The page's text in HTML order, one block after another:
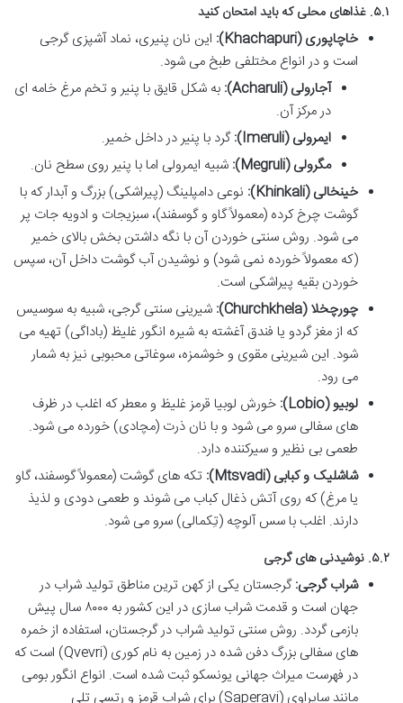
۵.۱. غذاهای محلی که باید امتحان کنید
خاچاپوری (Khachapuri):
این نان پنیری، نماد آشپزی گرجی
است و در انواع مختلفی طبخ می شود.
آجارولی (Acharuli):
به شکل قایق با پنیر و تخم مرغ خامه ای
در مرکز آن.
ایمرولی (Imeruli):
گرد با پنیر در داخل خمیر.
مگرولی (Megruli):
شبیه ایمرولی اما با پنیر روی سطح نان.
خینخالی (Khinkali):
نوعی دامپلینگ (پیراشکی) بزرگ و آبدار که با
گوشت چرخ کرده (معمولاً گاو و گوسفند)، سبزیجات و ادویه جات پر
می شود. روش سنتی خوردن آن با نگه داشتن بخش بالای خمیر
(که معمولاً خورده نمی شود) و نوشیدن آب گوشت داخل آن، سپس
خوردن بقیه پیراشکی است.
چورچخلا (Churchkhela):
شیرینی سنتی گرجی، شبیه به سوسیس
که از مغز گردو یا فندق آغشته به شیره انگور غلیظ (باداگی) تهیه می
شود. این شیرینی مقوی و خوشمزه، سوغاتی محبوبی نیز به شمار
می رود.
لوبیو (Lobio):
خورش لوبیا قرمز غلیظ و معطر که اغلب در ظرف
های سفالی سرو می شود و با نان ذرت (مچادی) خورده می شود.
طعمی بی نظیر و سیرکننده دارد.
شاشلیک و کبابی (Mtsvadi):
تکه های گوشت (معمولاً گوسفند، گاو
یا مرغ) که روی آتش ذغال کباب می شوند و طعمی دودی و لذیذ
دارند. اغلب با سس آلوچه (تِکمالی) سرو می شود.
۵.۲. نوشیدنی های گرجی
شراب گرجی:گرجستان یکی از کهن ترین مناطق تولید شراب در
جهان است و قدمت شراب سازی در این کشور به ۸۰۰۰ سال پیش
بازمی گردد. روش سنتی تولید شراب در گرجستان، استفاده از خمره
های سفالی بزرگ دفن شده در زمین به نام کوری (Qvevri) است که
در فهرست میراث جهانی یونسکو ثبت شده است. انواع انگور بومی
مانند ساپراوی (Saperavi) برای شراب قرمز و رتسی تلی